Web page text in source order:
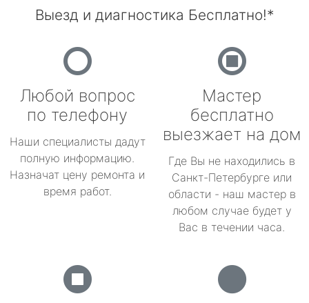
Выезд и диагностика Бесплатно!*
Любой вопрос
по телефону
Наши специалисты дадут
полную информацию.
Назначат цену ремонта и
время работ.
Мастер
бесплатно
выезжает на дом
Где Вы не находились в
Санкт-Петербурге или
области - наш мастер в
любом случае будет у
Вас в течении часа.